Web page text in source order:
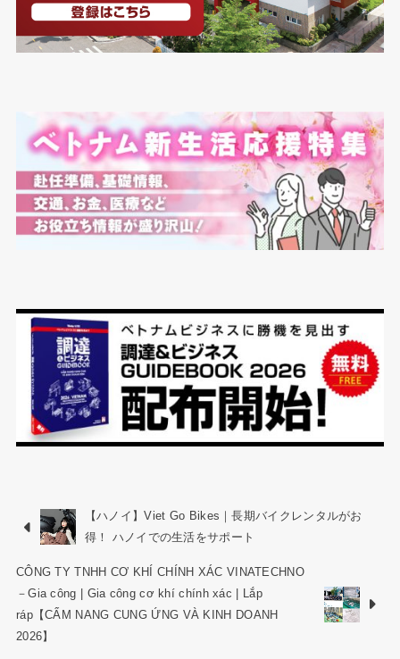
【ハノイ】Viet Go Bikes｜長期バイクレンタルがお
得！ ハノイでの生活をサポート
CÔNG TY TNHH CƠ KHÍ CHÍNH XÁC VINATECHNO
－Gia công | Gia công cơ khí chính xác | Lắp
ráp【CẨM NANG CUNG ỨNG VÀ KINH DOANH
2026】